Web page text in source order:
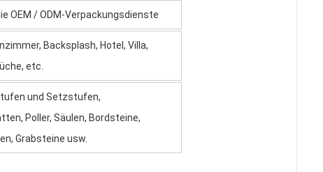
OEM / ODM-Verpackungsdienste
Backsplash, Hotel, Villa,
etc.
und Setzstufen,
Poller, Säulen, Bordsteine,
Grabsteine ​​usw.